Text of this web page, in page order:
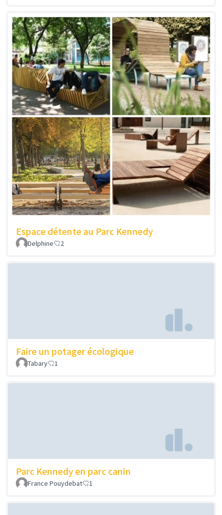
Espace détente au Parc Kennedy
Delphine 2
Faire un potager écologique
Tabary 1
Parc Kennedy en parc canin
France Pouydebat 1